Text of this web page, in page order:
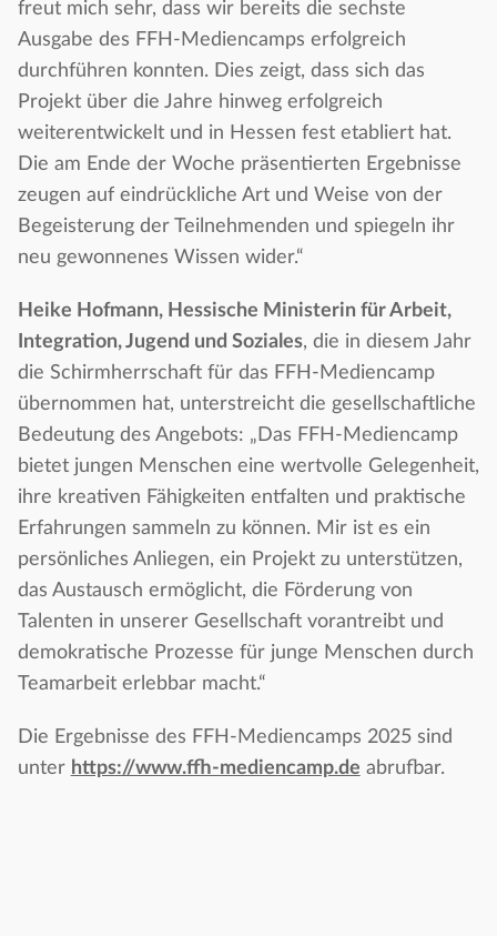
freut mich sehr, dass wir bereits die sechste
Ausgabe des FFH-Mediencamps erfolgreich
durchführen konnten. Dies zeigt, dass sich das
Projekt über die Jahre hinweg erfolgreich
weiterentwickelt und in Hessen fest etabliert hat.
Die am Ende der Woche präsentierten Ergebnisse
zeugen auf eindrückliche Art und Weise von der
Begeisterung der Teilnehmenden und spiegeln ihr
neu gewonnenes Wissen wider.“
Heike Hofmann, Hessische Ministerin für Arbeit,
Integration, Jugend und Soziales, die in diesem Jahr
die Schirmherrschaft für das FFH-Mediencamp
übernommen hat, unterstreicht die gesellschaftliche
Bedeutung des Angebots: „Das FFH-Mediencamp
bietet jungen Menschen eine wertvolle Gelegenheit,
ihre kreativen Fähigkeiten entfalten und praktische
Erfahrungen sammeln zu können. Mir ist es ein
persönliches Anliegen, ein Projekt zu unterstützen,
das Austausch ermöglicht, die Förderung von
Talenten in unserer Gesellschaft vorantreibt und
demokratische Prozesse für junge Menschen durch
Teamarbeit erlebbar macht.“
Die Ergebnisse des FFH-Mediencamps 2025 sind
unter https://www.ffh-mediencamp.de abrufbar.